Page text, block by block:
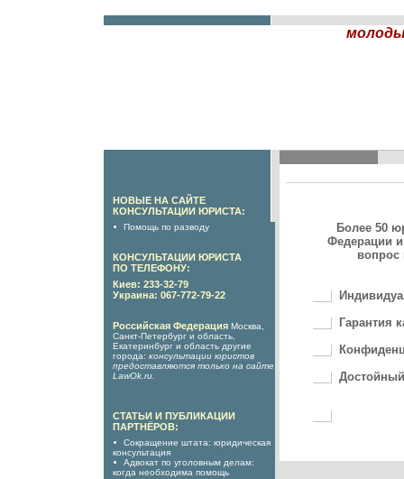
НОВЫЕ НА САЙТЕ
КОНСУЛЬТАЦИИ ЮРИСТА:
Помощь по разводу
КОНСУЛЬТАЦИИ ЮРИСТА
ПО ТЕЛЕФОНУ:
Киев: 233-32-79
Украина: 067-772-79-22
Российская Федерация Москва,
Санкт-Петербург и область,
Екатеринбург и область другие
города: консультации юристов
предоставляются только на сайте
LawOk.ru
СТАТЬИ И ПУБЛИКАЦИИ
ПАРТНЁРОВ:
Сокращение штата: юридическая
консультация
Адвокат по уголовным делам:
когда необходима помощь
Более 50
Федерации
вопрос
Гарантия